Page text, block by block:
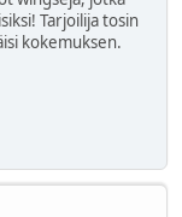
Tarjoilija tosin
kokemuksen.